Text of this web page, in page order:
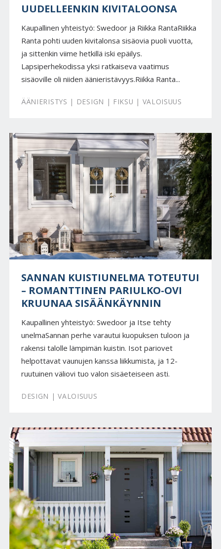
UUDELLEENKIN KIVITALOONSA
Kaupallinen yhteistyö: Swedoor ja Riikka RantaRiikka
Ranta pohti uuden kivitalonsa sisäovia puoli vuotta,
ja sittenkin viime hetkillä iski epäilys.
Lapsiperhekodissa yksi ratkaiseva vaatimus
sisäoville oli niiden äänieristävyys.Riikka Ranta...
ÄÄNIERISTYS | DESIGN | FIKSU | VALOISUUS
SANNAN KUISTIUNELMA TOTEUTUI
– ROMANTTINEN PARIULKO-OVI
KRUUNAA SISÄÄNKÄYNNIN
Kaupallinen yhteistyö: Swedoor ja Itse tehty
unelmaSannan perhe varautui kuopuksen tuloon ja
rakensi talolle lämpimän kuistin. Isot pariovet
helpottavat vaunujen kanssa liikkumista, ja 12-
ruutuinen väliovi tuo valon sisäeteiseen asti.
DESIGN | VALOISUUS